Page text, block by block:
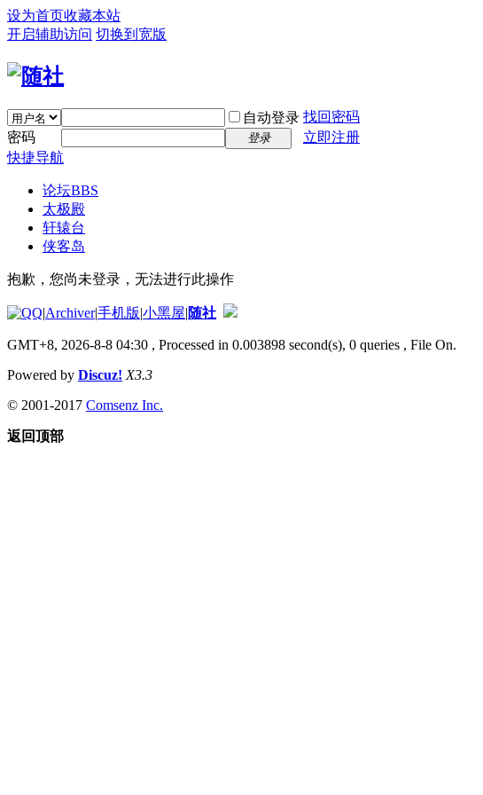
设为首页收藏本站
开启辅助访问 切换到宽版
自动登录 找回密码
密码
登录
立即注册
快捷导航
论坛BBS
太极殿
轩辕台
侠客岛
抱歉，您尚未登录，无法进行此操作
|Archiver|手机版|小黑屋|随社
GMT+8, 2026-8-8 04:30 , Processed in 0.003898 second(s), 0 queries , File On.
Powered by Discuz! X3.3
© 2001-2017 Comsenz Inc.
返回顶部